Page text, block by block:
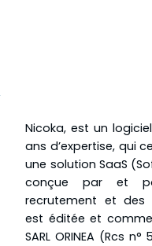
Nicoka, est un
ans d’expertise, qui
une solution SaaS
conçue par et
recrutement et des
est éditée et
SARL ORINEA (Rcs